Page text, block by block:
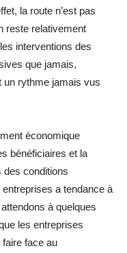
la route n’est pas
reste relativement
interventions des
que jamais,
un rythme jamais vus
économique
bénéficiaires et la
des conditions
a tendance à
à quelques
les entreprises
face au